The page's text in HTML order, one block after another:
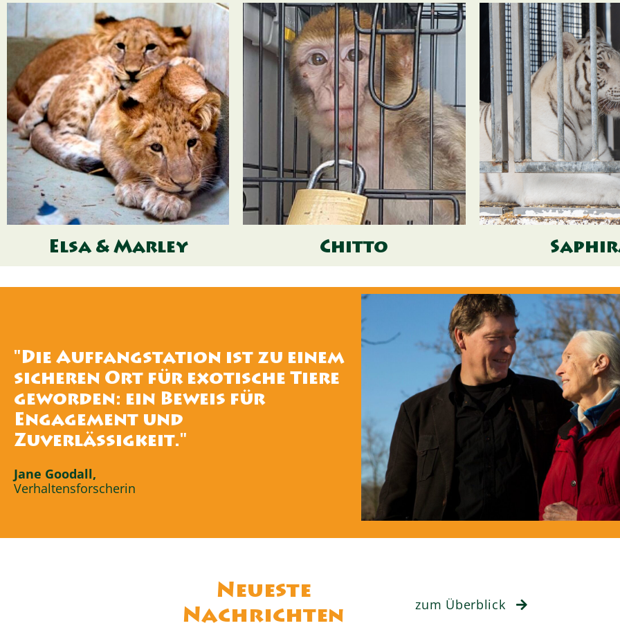
Elsa & Marley Chitto
"Die Auffangstation ist zu einem
sicheren Ort für exotische Tiere
geworden: ein Beweis für
Engagement und
Zuverlässigkeit."
Jane Goodall,
Verhaltensforscherin
Neueste
Nachrichten
zum Überblick